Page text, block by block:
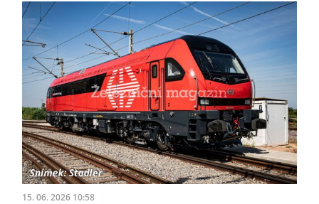
15. 06. 2026 10:58